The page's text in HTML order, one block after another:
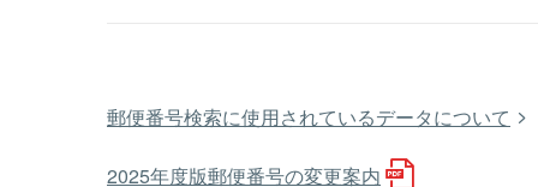
郵便番号検索に使用されているデータについて
2025年度版郵便番号の変更案内